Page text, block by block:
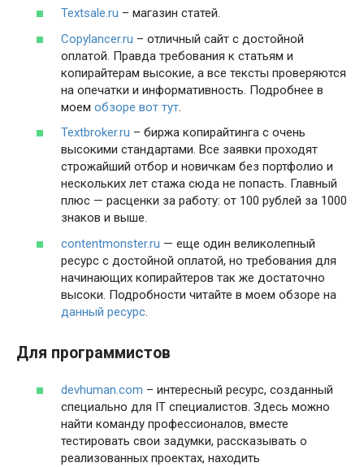
Textsale.ru – магазин статей.
Copylancer.ru – отличный сайт с достойной
оплатой. Правда требования к статьям и
копирайтерам высокие, а все тексты проверяются
на опечатки и информативность. Подробнее в
моем обзоре вот тут
Textbroker.ru – биржа копирайтинга с очень
высокими стандартами. Все заявки проходят
строжайший отбор и новичкам без портфолио и
нескольких лет стажа сюда не попасть. Главный
плюс — расценки за работу: от 100 рублей за 1000
знаков и выше.
contentmonster.ru — еще один великолепный
ресурс с достойной оплатой, но требования для
начинающих копирайтеров так же достаточно
высоки. Подробности читайте в моем обзоре на
данный ресурс
Для программистов
devhuman.com – интересный ресурс, созданный
специально для IT специалистов. Здесь можно
найти команду профессионалов, вместе
тестировать свои задумки, рассказывать о
реализованных проектах, находить